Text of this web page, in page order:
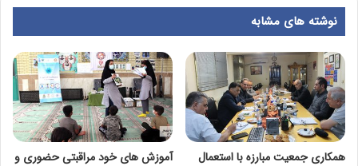
نوشته های مشابه
همکاری جمعیت مبارزه با استعمال
آموزش های خود مراقبتی حضوری و